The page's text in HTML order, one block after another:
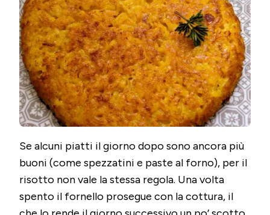
Se alcuni piatti il giorno dopo sono ancora più
buoni (come spezzatini e paste al forno), per il
risotto non vale la stessa regola. Una volta
spento il fornello prosegue con la cottura, il